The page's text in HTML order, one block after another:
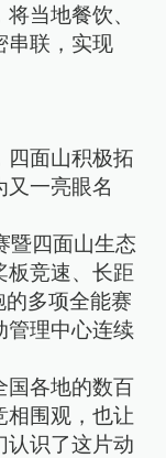
当地餐饮、
串联，实现
四面山积极拓
又一亮眼名
暨四面山生态
板竞速、长距
的多项全能赛
管理中心连续
国各地的数百
相围观，也让
认识了这片动